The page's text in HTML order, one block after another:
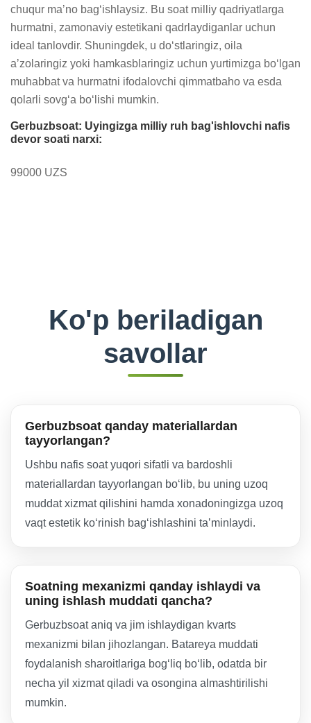
chuqur maʼno bagʻishlaysiz. Bu soat milliy qadriyatlarga
hurmatni, zamonaviy estetikani qadrlaydiganlar uchun
ideal tanlovdir. Shuningdek, u doʻstlaringiz, oila
aʼzolaringiz yoki hamkasblaringiz uchun yurtimizga boʻlgan
muhabbat va hurmatni ifodalovchi qimmatbaho va esda
qolarli sovgʻa boʻlishi mumkin.
Gerbuzbsoat: Uyingizga milliy ruh bag'ishlovchi nafis
devor soati narxi:
99000 UZS
Ko'p beriladigan
savollar
Gerbuzbsoat qanday materiallardan
tayyorlangan?
Ushbu nafis soat yuqori sifatli va bardoshli
materiallardan tayyorlangan boʻlib, bu uning uzoq
muddat xizmat qilishini hamda xonadoningizga uzoq
vaqt estetik koʻrinish bagʻishlashini taʼminlaydi.
Soatning mexanizmi qanday ishlaydi va
uning ishlash muddati qancha?
Gerbuzbsoat aniq va jim ishlaydigan kvarts
mexanizmi bilan jihozlangan. Batareya muddati
foydalanish sharoitlariga bogʻliq boʻlib, odatda bir
necha yil xizmat qiladi va osongina almashtirilishi
mumkin.